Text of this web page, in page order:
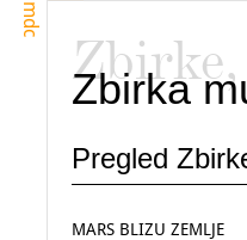
mdc
Zbirke,
Zbirka
Pregled
MARS BLIZU ZEMLJE